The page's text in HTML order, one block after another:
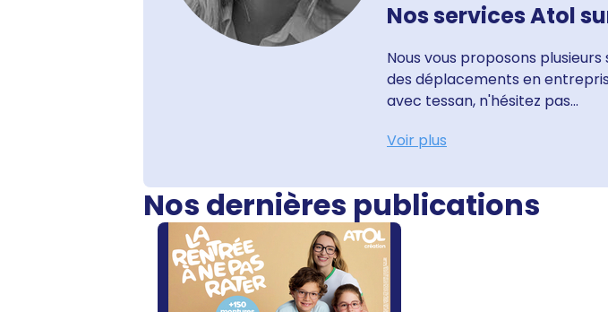
Nos services Atol
Nous vous proposons
des déplacements en
avec tessan, n'hésitez pas...
Voir plus
Nos dernières publications